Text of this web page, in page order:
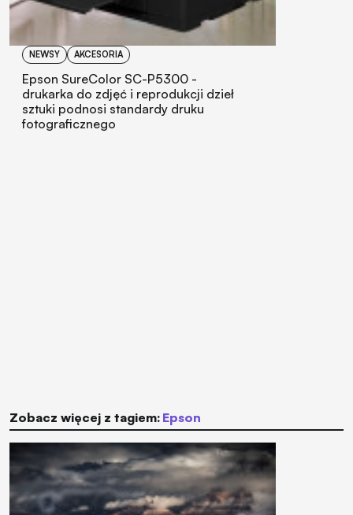
NEWSY AKCESORIA
Epson SureColor SC-P5300 -
drukarka do zdjęć i reprodukcji dzieł
sztuki podnosi standardy druku
fotograficznego
Zobacz więcej z tagiem: Epson